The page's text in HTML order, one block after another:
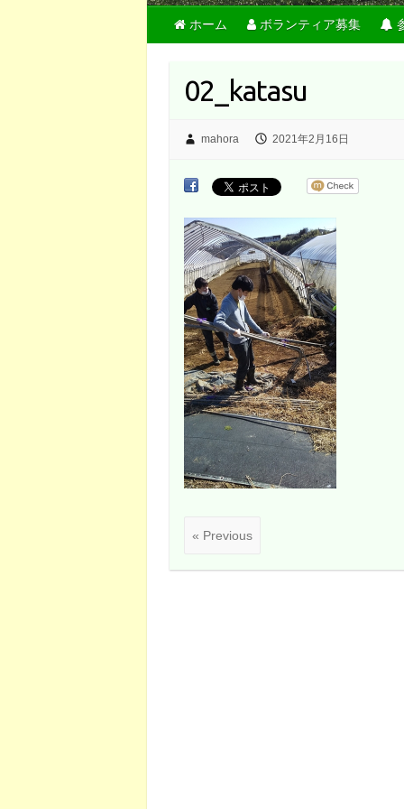
ホーム ボランティア募集
02_katasu
mahora 2021年2月16日
« Previous